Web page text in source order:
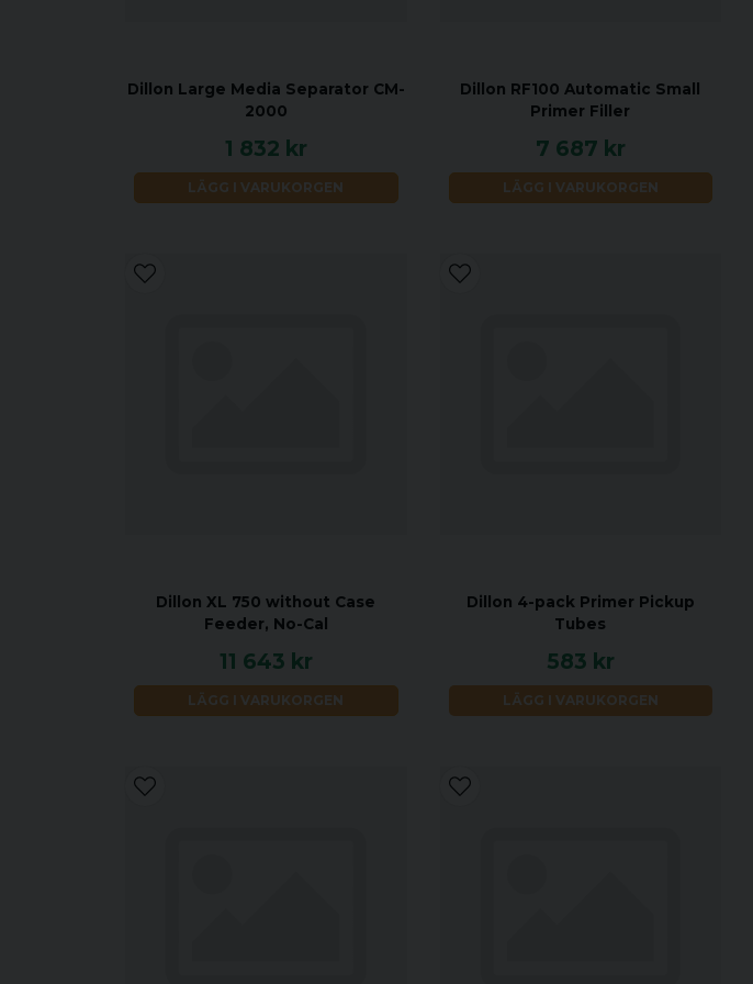
Dillon Large Media Separator CM-
2000
1 832 kr
LÄGG I VARUKORGEN
Dillon RF100 Automatic Small
Primer Filler
7 687 kr
LÄGG I VARUKORGEN
Dillon XL 750 without Case
Feeder, No-Cal
11 643 kr
LÄGG I VARUKORGEN
Dillon 4-pack Primer Pickup
Tubes
583 kr
LÄGG I VARUKORGEN